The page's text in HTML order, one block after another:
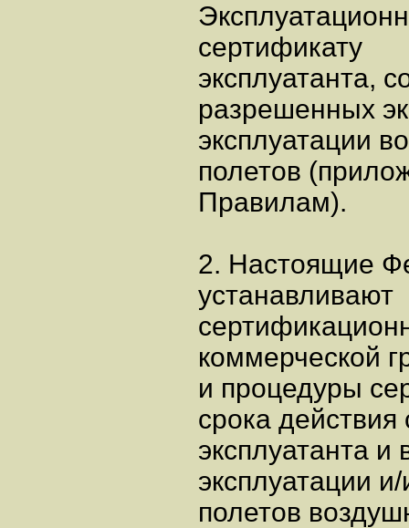
сертификату
эксплуатанта,
разрешенных
эксплуатации
полетов
Правилам).
2. Настоящие
устанавливают
коммерческой
и процедуры
срока
эксплуатанта
эксплуатации
полетов